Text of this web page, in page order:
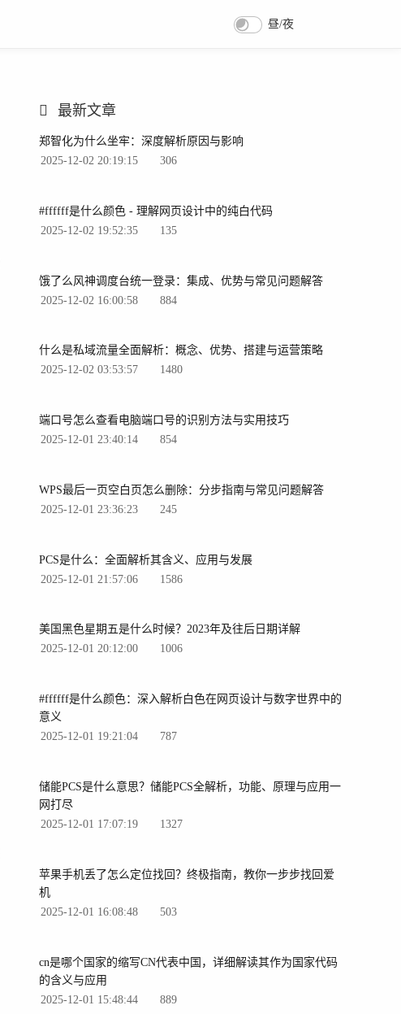
昼/夜
最新文章
郑智化为什么坐牢：深度解析原因与影响
2025-12-02 20:19:15
306
#ffffff是什么颜色 - 理解网页设计中的纯白代码
2025-12-02 19:52:35
135
饿了么风神调度台统一登录：集成、优势与常见问题解答
2025-12-02 16:00:58
884
什么是私域流量全面解析：概念、优势、搭建与运营策略
2025-12-02 03:53:57
1480
端口号怎么查看电脑端口号的识别方法与实用技巧
2025-12-01 23:40:14
854
WPS最后一页空白页怎么删除：分步指南与常见问题解答
2025-12-01 23:36:23
245
PCS是什么：全面解析其含义、应用与发展
2025-12-01 21:57:06
1586
美国黑色星期五是什么时候？2023年及往后日期详解
2025-12-01 20:12:00
1006
#ffffff是什么颜色：深入解析白色在网页设计与数字世界中的
意义
2025-12-01 19:21:04
787
储能PCS是什么意思？储能PCS全解析，功能、原理与应用一
网打尽
2025-12-01 17:07:19
1327
苹果手机丢了怎么定位找回？终极指南，教你一步步找回爱
机
2025-12-01 16:08:48
503
cn是哪个国家的缩写CN代表中国，详细解读其作为国家代码
的含义与应用
2025-12-01 15:48:44
889